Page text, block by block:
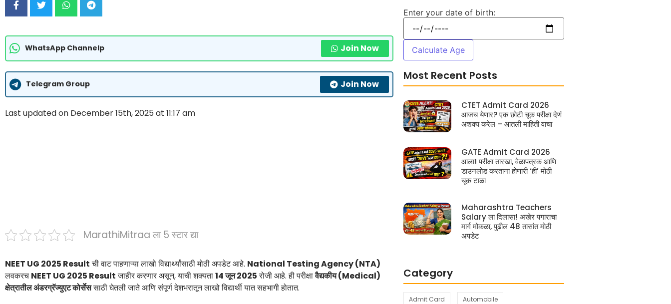
WhatsApp Channelp Join Now
Telegram Group Join Now
Last updated on December 15th, 2025 at 11:17 am
MarathiMitraa ला 5 स्टार द्या
NEET UG 2025 Resultची वाट पाहणाऱ्या लाखो विद्यार्थ्यांसाठी मोठी अपडेट आहे. National Testing Agency (NTA)
लवकरच NEET UG 2025 Resultजाहीर करणार असून, याची शक्यता14 जून 2025रोजी आहे. ही परीक्षावैद्यकीय (Medical)
क्षेत्रातील अंडरग्रॅज्युएट कोर्सेससाठी घेतली जाते आणि संपूर्ण देशभरातून लाखो विद्यार्थी यात सहभागी होतात.
Enter your date of birth:
Calculate Age
Most Recent Posts
CTET Admit Card 2026
आजच येणार? एक छोटी चूक परीक्षा देणं
अशक्य करेल – आतली माहिती वाचा
GATE Admit Card 2026
आला! परीक्षा तारखा, वेळापत्रक आणि
डाउनलोड करताना होणारी ‘ही’ मोठी
चूक टाळा
Maharashtra Teachers
Salary ला दिलासा! अखेर पगाराचा
मार्ग मोकळा, पुढील 48 तासांत मोठी
अपडेट
Category
Admit Card Automobile